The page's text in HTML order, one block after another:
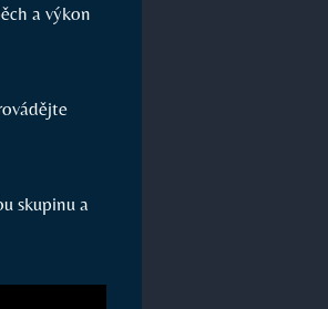
a výkon
skupinu a